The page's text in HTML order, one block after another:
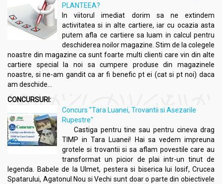
PLANTEEA?
In viitorul imediat dorim sa ne extindem
activitatea si in alte cartiere, iar cu ocazia asta
putem afla ce cartiere sa luam in calcul pentru
deschiderea noilor magazine. Stim de la colegele
noastre din magazine ca sunt foarte multi clienti care vin din alte
cartiere special la noi sa cumpere produse din magazinele
noastre, si ne-am gandit ca ar fi benefic pt ei (cat si pt noi) daca
am deschide...
CONCURSURI:
Concurs "Tara Luanei, Trovantii si Asezarile
Rupestre"
Castiga pentru tine sau pentru cineva drag
TIMP in Tara Luanei! Hai sa vedem impreuna
grotele si trovantii si sa aflam povestile care au
transformat un picior de plai intr-un tinut de
legenda. Babele de la Ulmet, pestera si biserica lui Iosif, Crucea
Spatarului, Agatonul Nou si Vechi sunt doar o parte din obiectivele